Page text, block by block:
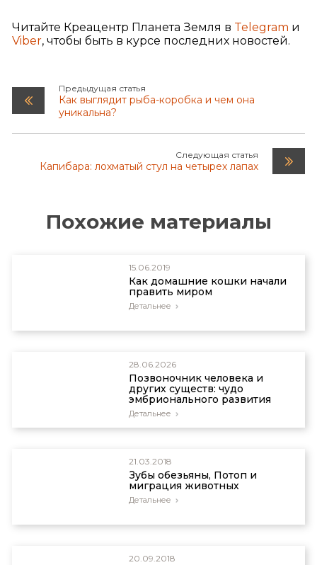
Читайте Креацентр Планета Земля в Telegram и
Viber, чтобы быть в курсе последних новостей.
Предыдущая статья
Как выглядит рыба-коробка и чем она
уникальна?
Следующая статья
Капибара: лохматый стул на четырех лапах
Похожие материалы
15.06.2019
Как домашние кошки начали
править миром
Детальнее
28.06.2026
Позвоночник человека и
других существ: чудо
эмбрионального развития
Детальнее
21.03.2018
Зубы обезьяны, Потоп и
миграция животных
Детальнее
20.09.2018